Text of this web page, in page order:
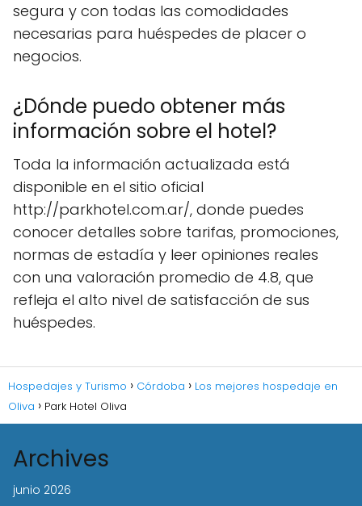
segura y con todas las comodidades
necesarias para huéspedes de placer o
negocios.
¿Dónde puedo obtener más
información sobre el hotel?
Toda la información actualizada está
disponible en el sitio oficial
http://parkhotel.com.ar/, donde puedes
conocer detalles sobre tarifas, promociones,
normas de estadía y leer opiniones reales
con una valoración promedio de 4.8, que
refleja el alto nivel de satisfacción de sus
huéspedes.
Hospedajes y Turismo Córdoba
Los mejores hospedaje en
Oliva
Park Hotel Oliva
Archives
junio 2026